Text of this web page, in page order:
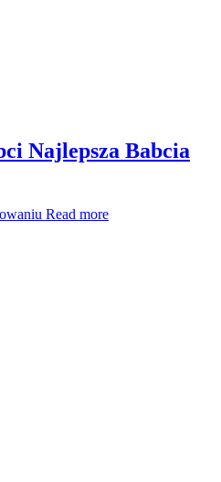
Najlepsza Babcia
Read more